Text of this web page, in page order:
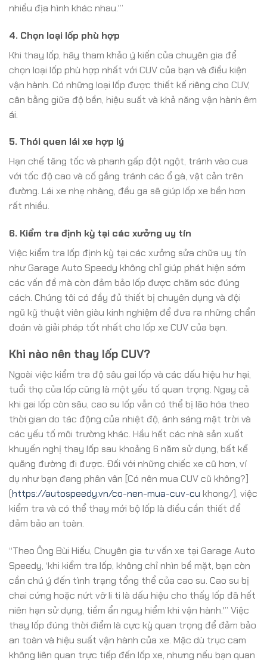
nhiều địa hình khác nhau.'”
4. Chọn loại lốp phù hợp
Khi thay lốp, hãy tham khảo ý kiến của chuyên gia để
chọn loại lốp phù hợp nhất với CUV của bạn và điều kiện
vận hành. Có những loại lốp được thiết kế riêng cho CUV,
cân bằng giữa độ bền, hiệu suất và khả năng vận hành êm
ái.
5. Thói quen lái xe hợp lý
Hạn chế tăng tốc và phanh gấp đột ngột, tránh vào cua
với tốc độ cao và cố gắng tránh các ổ gà, vật cản trên
đường. Lái xe nhẹ nhàng, đều ga sẽ giúp lốp xe bền hơn
rất nhiều.
6. Kiểm tra định kỳ tại các xưởng uy tín
Việc kiểm tra lốp định kỳ tại các xưởng sửa chữa uy tín
như Garage Auto Speedy không chỉ giúp phát hiện sớm
các vấn đề mà còn đảm bảo lốp được chăm sóc đúng
cách. Chúng tôi có đầy đủ thiết bị chuyên dụng và đội
ngũ kỹ thuật viên giàu kinh nghiệm để đưa ra những chẩn
đoán và giải pháp tốt nhất cho lốp xe CUV của bạn.
Khi nào nên thay lốp CUV?
Ngoài việc kiểm tra độ sâu gai lốp và các dấu hiệu hư hại,
tuổi thọ của lốp cũng là một yếu tố quan trọng. Ngay cả
khi gai lốp còn sâu, cao su lốp vẫn có thể bị lão hóa theo
thời gian do tác động của nhiệt độ, ánh sáng mặt trời và
các yếu tố môi trường khác. Hầu hết các nhà sản xuất
khuyến nghị thay lốp sau khoảng 6 năm sử dụng, bất kể
quãng đường đi được. Đối với những chiếc xe cũ hơn, ví
dụ như bạn đang phân vân [Có nên mua CUV cũ không?]
(https://autospeedy.vn/co-nen-mua-cuv-cu khong/), việc
kiểm tra và có thể thay mới bộ lốp là điều cần thiết để
đảm bảo an toàn.
“Theo Ông Bùi Hiếu, Chuyên gia tư vấn xe tại Garage Auto
Speedy, ‘khi kiểm tra lốp, không chỉ nhìn bề mặt, bạn còn
cần chú ý đến tình trạng tổng thể của cao su. Cao su bị
chai cứng hoặc nứt vỡ li ti là dấu hiệu cho thấy lốp đã hết
niên hạn sử dụng, tiềm ẩn nguy hiểm khi vận hành.'” Việc
thay lốp đúng thời điểm là cực kỳ quan trọng để đảm bảo
an toàn và hiệu suất vận hành của xe. Mặc dù trục cam
không liên quan trực tiếp đến lốp xe, nhưng nếu bạn quan